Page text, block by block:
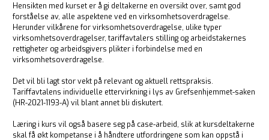
Hensikten med kurset er å gi deltakerne en oversikt over, samt god
forståelse av, alle aspektene ved en virksomhetsoverdragelse.
Herunder vilkårene for virksomhetsoverdragelse, ulike typer
virksomhetsoverdragelser, tariffavtalers stilling og arbeidstakernes
rettigheter og arbeidsgivers plikter i forbindelse med en
virksomhetsoverdragelse.
Det vil bli lagt stor vekt på relevant og aktuell rettspraksis.
Tariffavtalens individuelle ettervirkning i lys av Grefsenhjemmet-saken
(HR-2021-1193-A) vil blant annet bli diskutert.
Læring i kurs vil også basere seg på case-arbeid, slik at kursdeltakerne
skal få økt kompetanse i å håndtere utfordringene som kan oppstå i